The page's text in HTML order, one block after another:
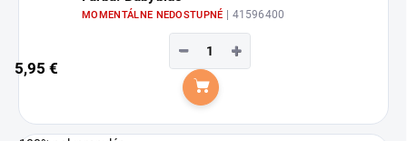
MOMENTÁLNE NEDOSTUPNÉ | 41596400
5,95 €
+
−
Do košíka